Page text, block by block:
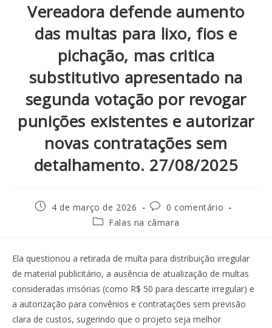
Vereadora defende aumento
das multas para lixo, fios e
pichação, mas critica
substitutivo apresentado na
segunda votação por revogar
punições existentes e autorizar
novas contratações sem
detalhamento. 27/08/2025
4 de março de 2026
0 comentário
Falas na câmara
Ela questionou a retirada de multa para distribuição irregular
de material publicitário, a ausência de atualização de multas
consideradas irrisórias (como R$ 50 para descarte irregular) e
a autorização para convênios e contratações sem previsão
clara de custos, sugerindo que o projeto seja melhor